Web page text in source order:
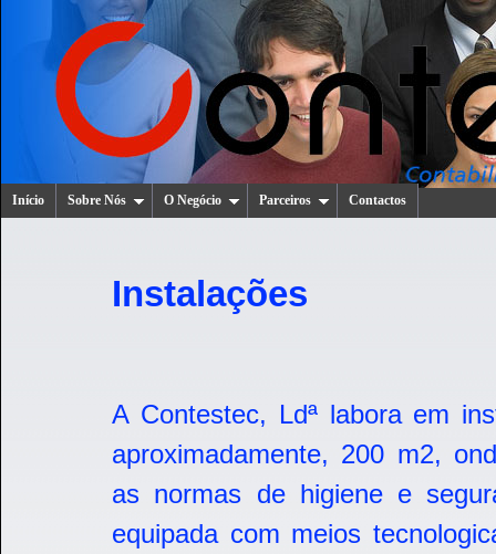
Início Sobre Nós O Negócio Parceiros Contactos
Instalações
A Contestec, Ldª labora em
aproximadamente, 200 m2,
as normas de higiene e
equipada com meios